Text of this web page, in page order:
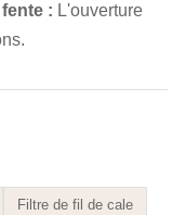
: L'ouverture
Filtre de fil de cale